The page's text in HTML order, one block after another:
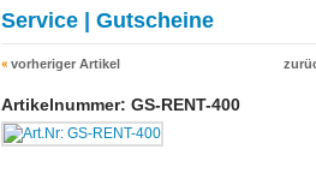
Service | Gutscheine
vorheriger Artikel
Artikelnummer: GS-RENT-400